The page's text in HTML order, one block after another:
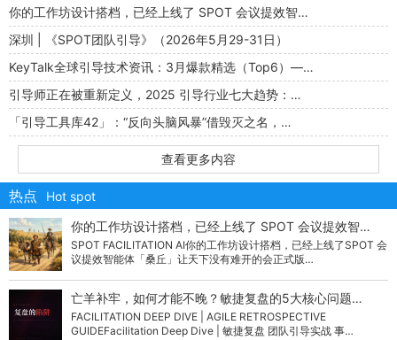
你的工作坊设计搭档，已经上线了 SPOT 会议提效智…
深圳 | 《SPOT团队引导》（2026年5月29-31日）
KeyTalk全球引导技术资讯：3月爆款精选（Top6）—…
引导师正在被重新定义，2025 引导行业七大趋势：…
「引导工具库42」：“反向头脑风暴”借毁灭之名，…
查看更多内容
热点
Hot spot
你的工作坊设计搭档，已经上线了 SPOT 会议提效智…
SPOT FACILITATION AI你的工作坊设计搭档，已经上线了SPOT 会
议提效智能体「桑丘」让天下没有难开的会正式版…
亡羊补牢，如何才能不晚？敏捷复盘的5大核心问题…
FACILITATION DEEP DIVE | AGILE RETROSPECTIVE
GUIDEFacilitation Deep Dive | 敏捷复盘 团队引导实战 事…